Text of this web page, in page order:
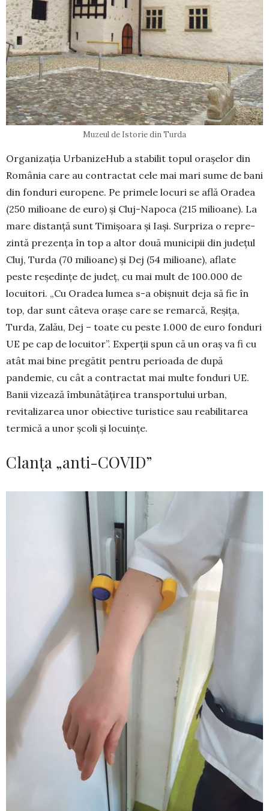
Muzeul de Istorie din Turda
Organizația UrbanizeHub a stabilit topul orașelor din
România care au contractat cele mai mari sume de bani
din fonduri europene. Pe pri­mele locuri se află Oradea
(250 mi­lioane de euro) și Cluj-Napoca (215 milioane). La
ma­re distanță sunt Ti­mișoara și Iași. Surpriza o re­pre­
zintă prezența în top a altor două municipii din județul
Cluj, Turda (70 milioane) și Dej (54 milioane), aflate
peste reședințe de județ, cu mai mult de 100.000 de
locuitori. „Cu Oradea lumea s-a obișnuit deja să fie în
top, dar sunt câteva orașe care se remarcă, Reșița,
Turda, Zalău, Dej – toate cu peste 1.000 de euro fonduri
UE pe cap de locuitor”. Experții spun că un oraș va fi cu
atât mai bine pregătit pentru perioada de după
pandemie, cu cât a contractat mai multe fonduri UE.
Banii vizează îmbunătățirea transportului urban,
revitalizarea unor obiective turistice sau reabilitarea
termică a unor școli și lo­cuințe.
Clanța „anti-COVID”